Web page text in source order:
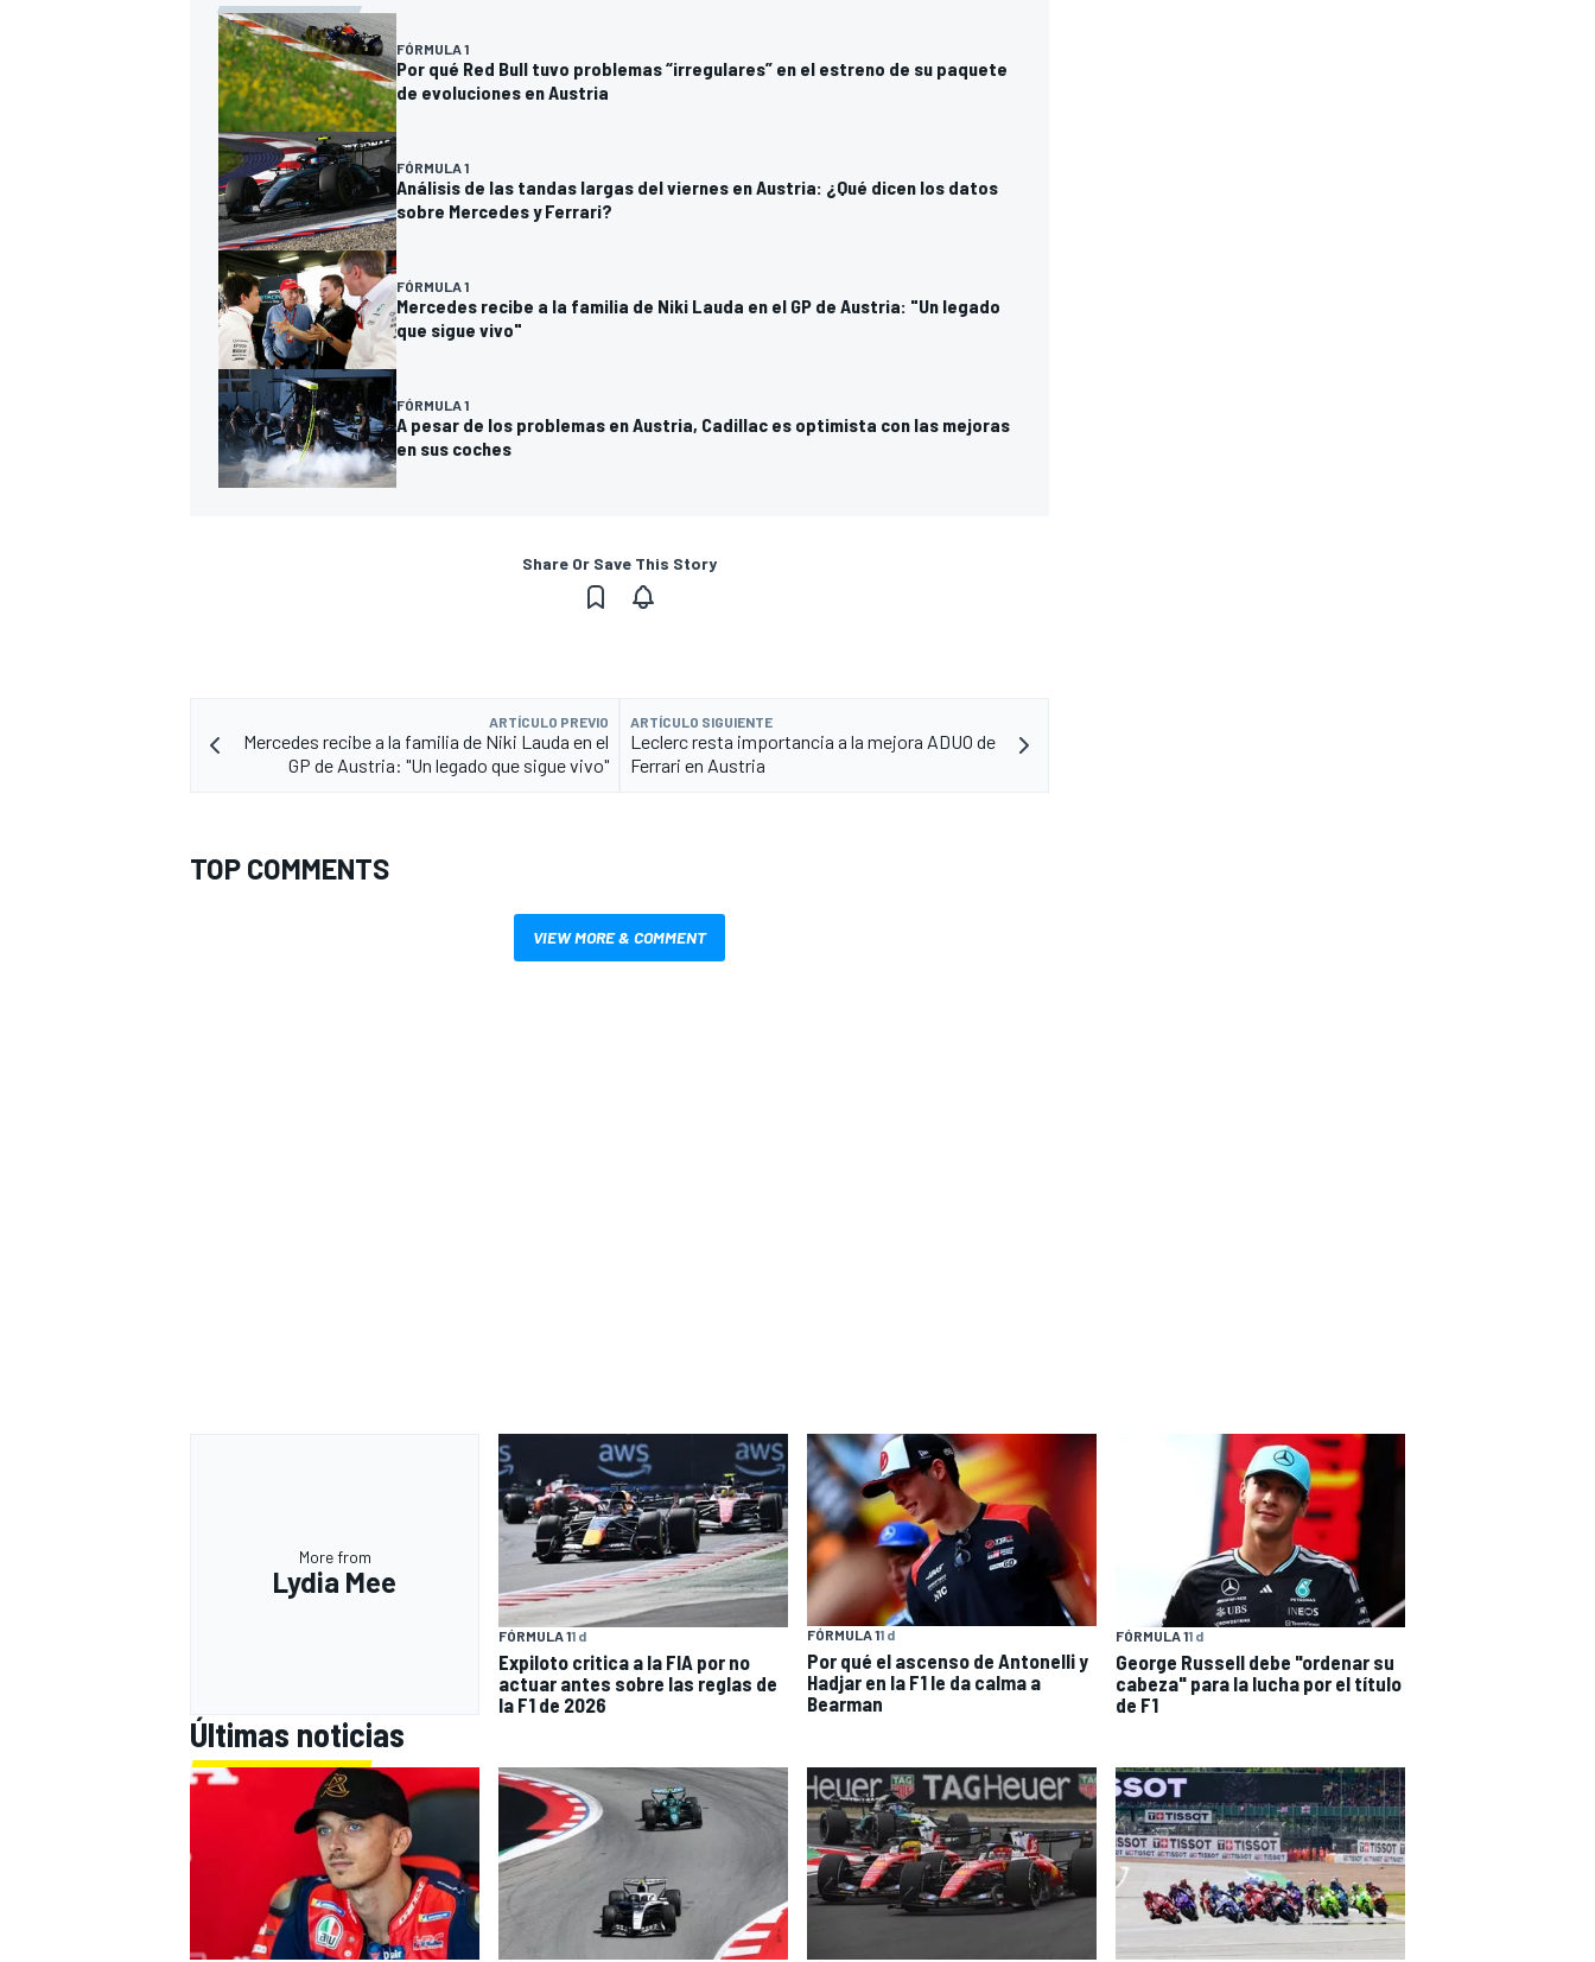
FÓRMULA 1
Por qué Red Bull tuvo problemas “irregulares” en el estreno de su paquete
de evoluciones en Austria
FÓRMULA 1
Análisis de las tandas largas del viernes en Austria: ¿Qué dicen los datos
sobre Mercedes y Ferrari?
FÓRMULA 1
Mercedes recibe a la familia de Niki Lauda en el GP de Austria: "Un legado
que sigue vivo"
FÓRMULA 1
A pesar de los problemas en Austria, Cadillac es optimista con las mejoras
en sus coches
Share Or Save This Story
ARTÍCULO PREVIO
Mercedes recibe a la familia de Niki Lauda en el
GP de Austria: "Un legado que sigue vivo"
ARTÍCULO SIGUIENTE
Leclerc resta importancia a la mejora ADUO de
Ferrari en Austria
TOP COMMENTS
VIEW MORE & COMMENT
More from
Lydia Mee
FÓRMULA 11 d
Expiloto critica a la FIA por no
actuar antes sobre las reglas de
la F1 de 2026
FÓRMULA 11 d
Por qué el ascenso de Antonelli y
Hadjar en la F1 le da calma a
Bearman
FÓRMULA 11 d
George Russell debe "ordenar su
cabeza" para la lucha por el título
de F1
Últimas noticias